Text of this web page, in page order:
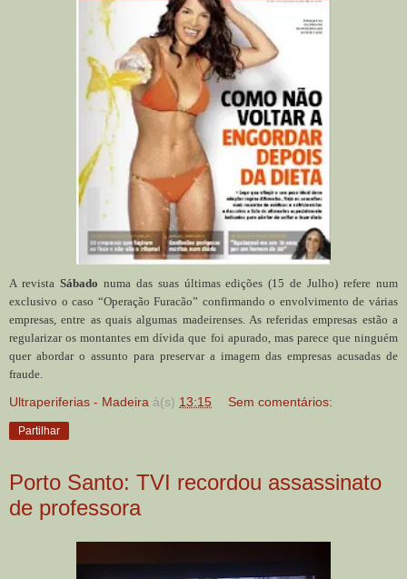
A revista Sábado numa das suas últimas edições (15 de Julho) refere num
exclusivo o caso “Operação Furacão” confirmando o envolvimento de várias
empresas, entre as quais algumas madeirenses. As referidas empresas estão a
regularizar os montantes em dívida que foi apurado, mas parece que ninguém
quer abordar o assunto para preservar a imagem das empresas acusadas de
fraude.
Ultraperiferias - Madeira à(s) 13:15 Sem comentários:
Partilhar
Porto Santo: TVI recordou assassinato
de professora